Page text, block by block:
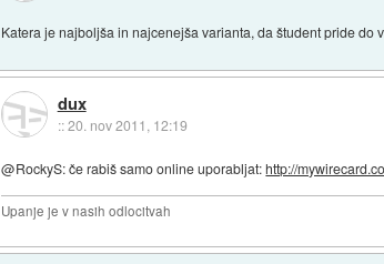
Katera je najboljša in najcenejša varianta, da študent pride
dux
::20. nov 2011, 12:19
@RockyS: če rabiš samo online uporabljat:http://
Upanje je v nasih odlocitvah